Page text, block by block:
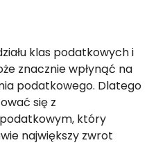
klas podatkowych i
znacznie wpłynąć na
podatkowego. Dlatego
się z
który
największy zwrot